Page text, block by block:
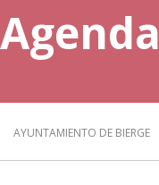
Agenda
AYUNTAMIENTO DE BIERGE